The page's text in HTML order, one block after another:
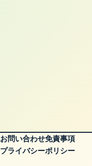
お問い合わせ免責事項
プライバシーポリシー